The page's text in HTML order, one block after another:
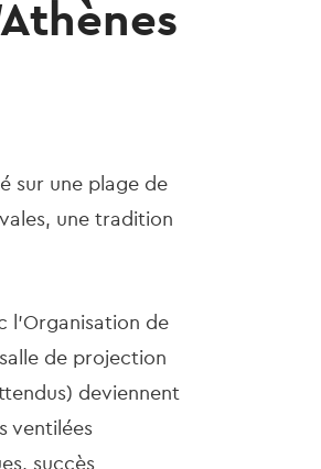
sur une plage de
une tradition
l’Organisation de
de projection
deviennent
ventilées
succès